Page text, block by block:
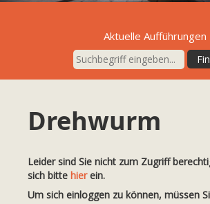
Aktuelle Aufführungen
Drehwurm
Leider sind Sie nicht zum Zugriff
sich bitte hierein.
Um sich einloggen zu können, müssen